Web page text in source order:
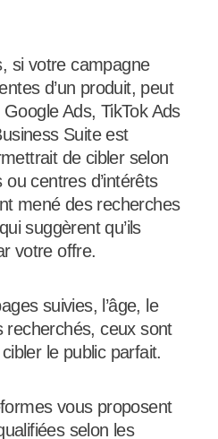
si votre campagne
d’un produit, peut
Ads, TikTok Ads
Suite est
de cibler selon
centres d’intérêts
mené des recherches
suggèrent qu’ils
votre offre.
suivies, l’âge, le
recherchés, ceux sont
le public parfait.
vous proposent
selon les